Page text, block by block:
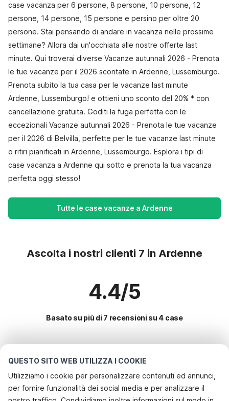
QUESTO SITO WEB UTILIZZA I COOKIE
Utilizziamo i cookie per personalizzare contenuti ed annunci,
per fornire funzionalità dei social media e per analizzare il
case vacanza per 6 persone, 8 persone, 10 persone, 12
persone, 14 persone, 15 persone e persino per oltre 20
persone. Stai pensando di andare in vacanza nelle prossime
settimane? Allora dai un'occhiata alle nostre offerte last
minute. Qui troverai diverse Vacanze autunnali 2026 - Prenota
le tue vacanze per il 2026 scontate in Ardenne, Lussemburgo.
Prenota subito la tua casa per le vacanze last minute
Ardenne, Lussemburgo! e ottieni uno sconto del 20% * con
cancellazione gratuita. Goditi la fuga perfetta con le
eccezionali Vacanze autunnali 2026 - Prenota le tue vacanze
per il 2026 di Belvilla, perfette per le tue vacanze last minute
o ritiri pianificati in Ardenne, Lussemburgo. Esplora i tipi di
case vacanza a Ardenne qui sotto e prenota la tua vacanza
perfetta oggi stesso!
Tutte le case vacanze a Ardenne
Ascolta i nostri clienti 7 in Ardenne
4.4/5
Basato su più di 7 recensioni su 4 case
Le destinazioni più popolari per le
vacanze
Servizi più popolari per le vacanze in Ardenne